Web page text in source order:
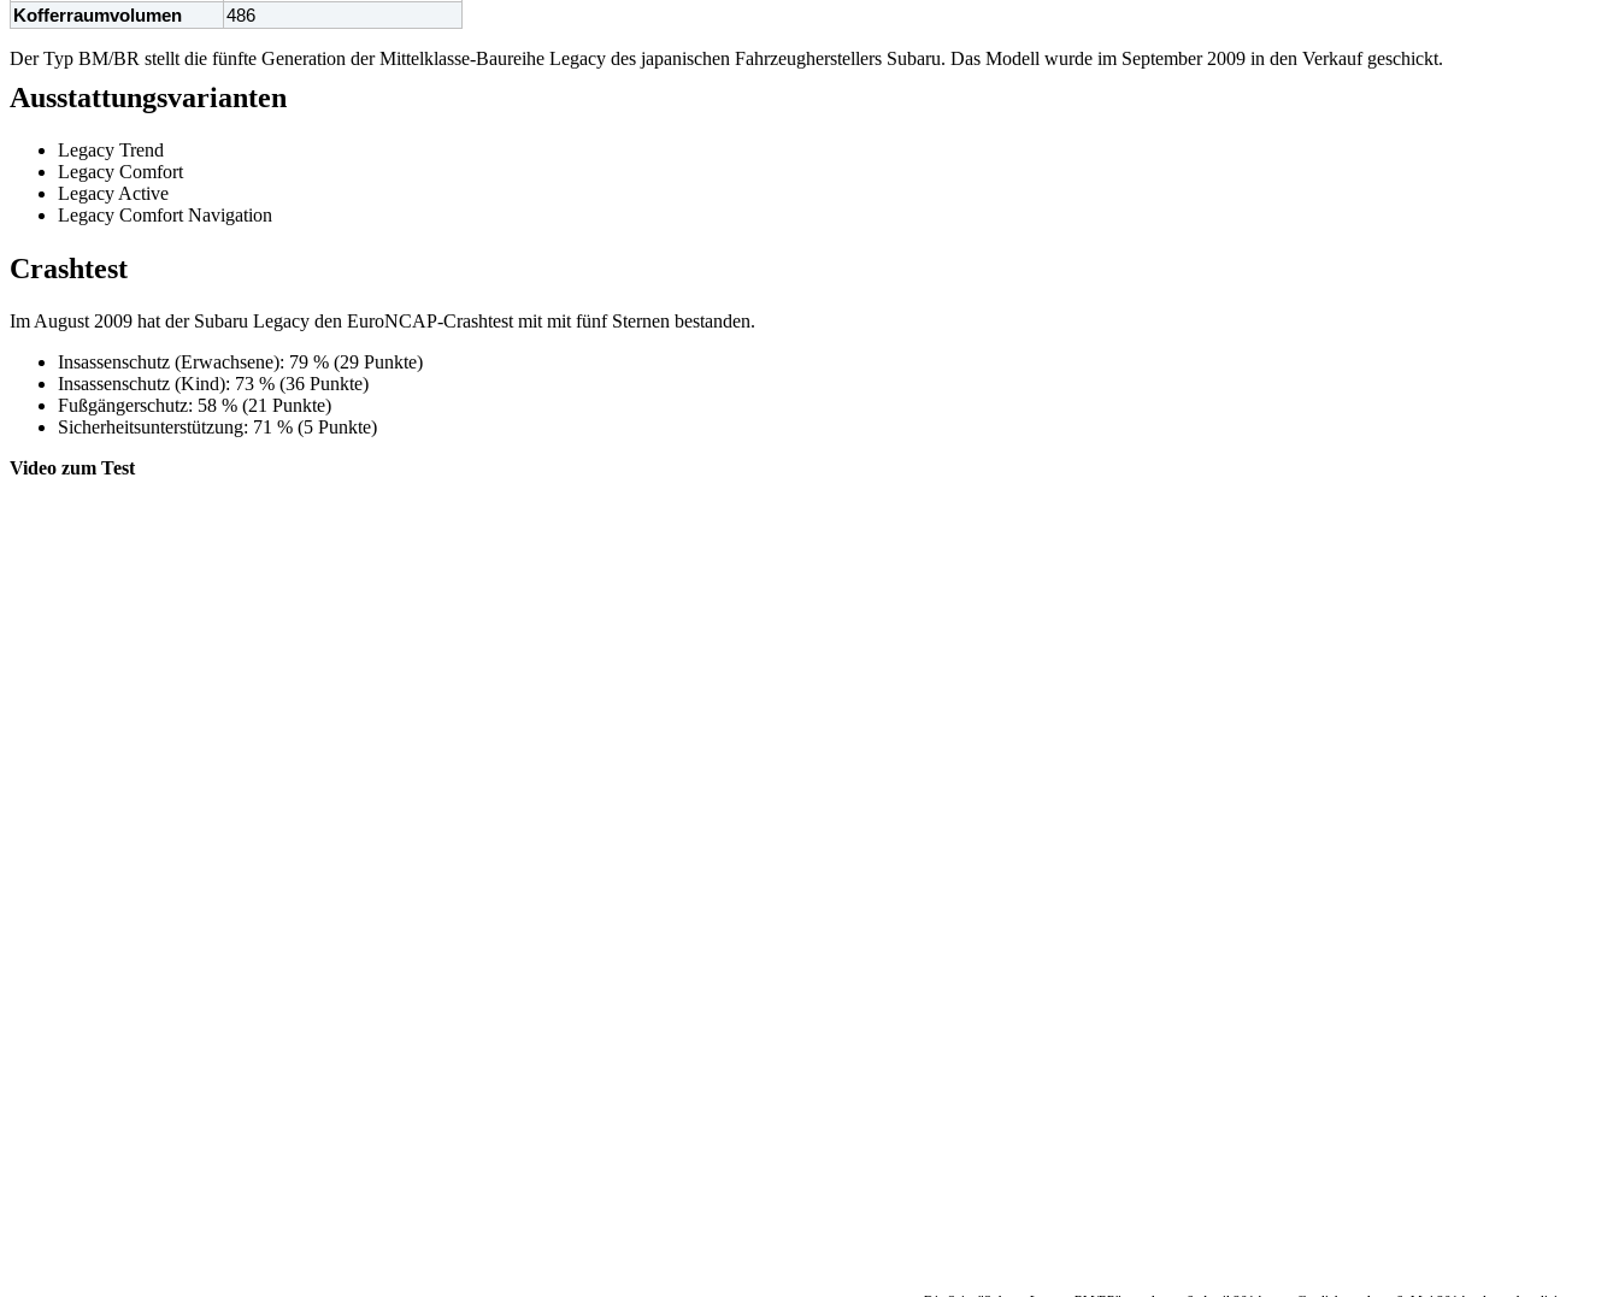
Kofferraumvolumen
486
Der Typ BM/BR stellt die fünfte Generation der Mittelklasse-Baureihe Legacy des japanischen Fahrzeugherstellers Subaru. Das Modell wurde im September 2009 in den Verkauf geschickt.
Ausstattungsvarianten
Legacy Trend
Legacy Comfort
Legacy Active
Legacy Comfort Navigation
Crashtest
Im August 2009 hat der Subaru Legacy den EuroNCAP-Crashtest mit mit fünf Sternen bestanden.
Insassenschutz (Erwachsene): 79 % (29 Punkte)
Insassenschutz (Kind): 73 % (36 Punkte)
Fußgängerschutz: 58 % (21 Punkte)
Sicherheitsunterstützung: 71 % (5 Punkte)
Video zum Test